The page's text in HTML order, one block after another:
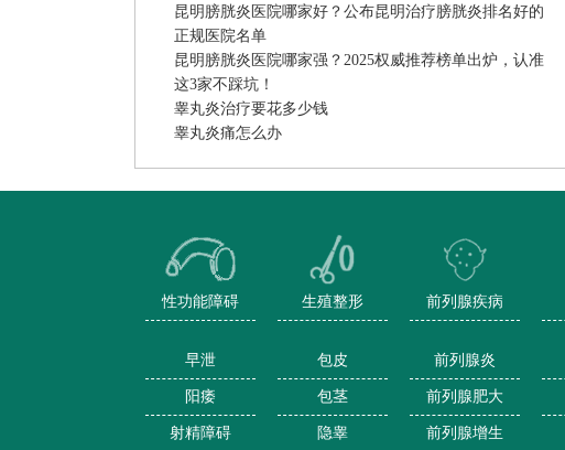
昆明膀胱炎医院哪家好？公布昆明治疗膀胱炎排名好的
正规医院名单
昆明膀胱炎医院哪家强？2025权威推荐榜单出炉，认准
这3家不踩坑！
睾丸炎治疗要花多少钱
睾丸炎痛怎么办
性功能障碍
早泄
阳痿
射精障碍
生殖整形
包皮
包茎
隐睾
前列腺疾病
前列腺炎
前列腺肥大
前列腺增生